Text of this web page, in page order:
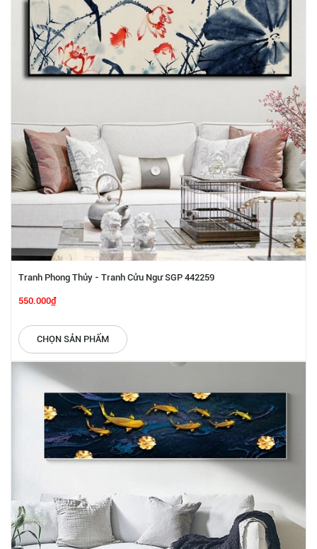
Tranh Phong Thủy - Tranh Cửu Ngư SGP 442259
550.000₫
CHỌN SẢN PHẨM